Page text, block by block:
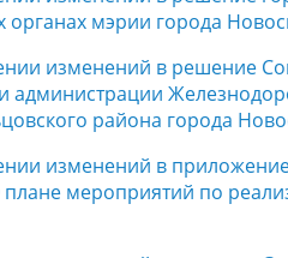
мэрии города
изменений в решение
администрации
района города
изменений в
мероприятий по